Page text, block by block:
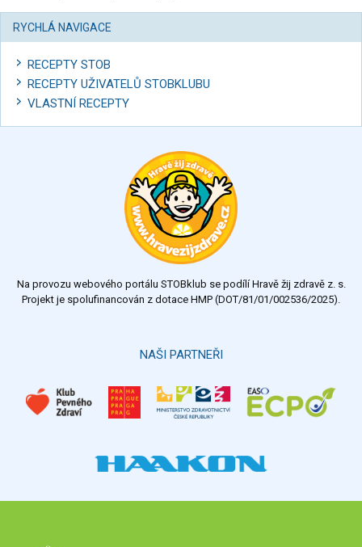
RYCHLÁ NAVIGACE
RECEPTY STOB
RECEPTY UŽIVATELŮ STOBKLUBU
VLASTNÍ RECEPTY
Na provozu webového portálu STOBklub se podílí Hravě žij zdravě z. s.
Projekt je spolufinancován z dotace HMP (DOT/81/01/002536/2025).
NAŠI PARTNEŘI